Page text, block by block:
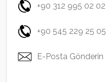
+90 312 995 02 02
+90 545 229 25 05
E-Posta Gönderin